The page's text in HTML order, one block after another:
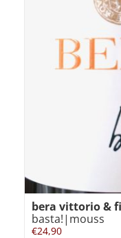
bera vittorio &
basta!|mouss
€24,90